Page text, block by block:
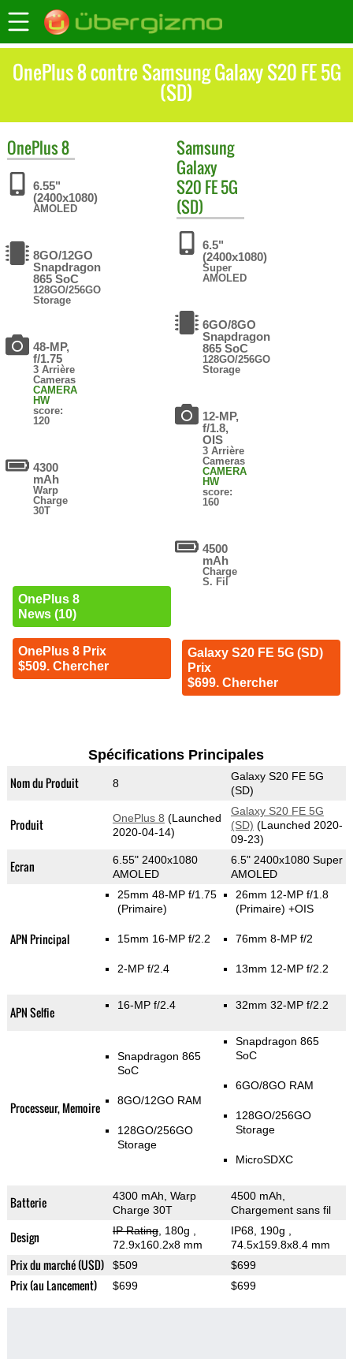
OnePlus 8 contre Samsung Galaxy S20 FE 5G
(SD)
OnePlus8
6.55"
(2400x1080)
AMOLED
8GO/12GO
Snapdragon
865 SoC
128GO/256GO
Storage
48-MP,
f/1.75
3 Arrière
Cameras
CAMERA
HW
score:
120
4300
mAh
Warp
Charge
30T
OnePlus 8
News (10)
OnePlus 8 Prix
$509. Chercher
Samsung
Galaxy
S20 FE 5G
(SD)
6.5"
(2400x1080)
Super
AMOLED
6GO/8GO
Snapdragon
865 SoC
128GO/256GO
Storage
12-MP,
f/1.8,
OIS
3 Arrière
Cameras
CAMERA
HW
score:
160
4500
mAh
Charge
S. Fil
Galaxy S20 FE 5G (SD)
Prix
$699. Chercher
Spécifications Principales
Nom du Produit 8
Galaxy S20 FE 5G
(SD)
Produit OnePlus 8 (Launched
2020-04-14)
Galaxy S20 FE 5G
(SD) (Launched 2020-
09-23)
Ecran
6.55" 2400x1080
AMOLED
6.5" 2400x1080 Super
AMOLED
APN Principal
25mm 48-MP f/1.75
(Primaire)
15mm 16-MP f/2.2
2-MP f/2.4
26mm 12-MP f/1.8
(Primaire) +OIS
76mm 8-MP f/2
13mm 12-MP f/2.2
APN Selfie 16-MP f/2.4 32mm 32-MP f/2.2
Processeur, Memoire
Snapdragon 865
SoC
8GO/12GO RAM
128GO/256GO
Storage
Snapdragon 865
SoC
6GO/8GO RAM
128GO/256GO
Storage
MicroSDXC
Batterie
4300 mAh, Warp
Charge 30T
4500 mAh,
Chargement sans fil
Design IP Rating, 180g
72.9x160.2x8 mm
IP68, 190g
74.5x159.8x8.4 mm
Prix du marché (USD) $509 $699
Prix (au Lancement) $699 $699